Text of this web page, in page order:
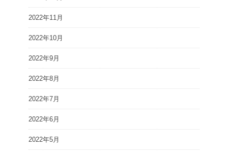
2022年11月
2022年10月
2022年9月
2022年8月
2022年7月
2022年6月
2022年5月